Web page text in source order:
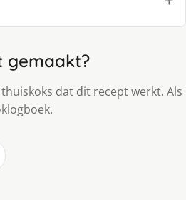
gemaakt?
dat dit recept werkt. Als